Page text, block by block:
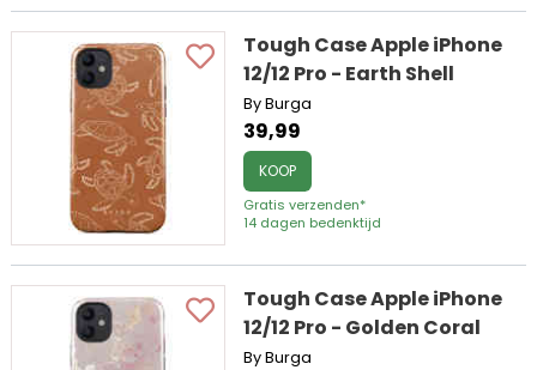
Tough Case Apple iPhone
12/12 Pro - Earth Shell
By Burga
39,99
KOOP
Gratis verzenden*
14 dagen bedenktijd
Tough Case Apple iPhone
12/12 Pro - Golden Coral
By Burga